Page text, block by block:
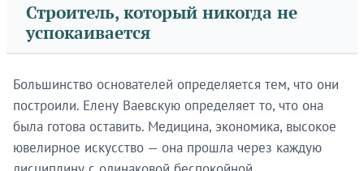
Строитель, который никогда не
успокаивается
Большинство основателей определяется тем, что они
построили. Елену Ваевскую определяет то, что она
была готова оставить. Медицина, экономика, высокое
ювелирное искусство — она прошла через каждую